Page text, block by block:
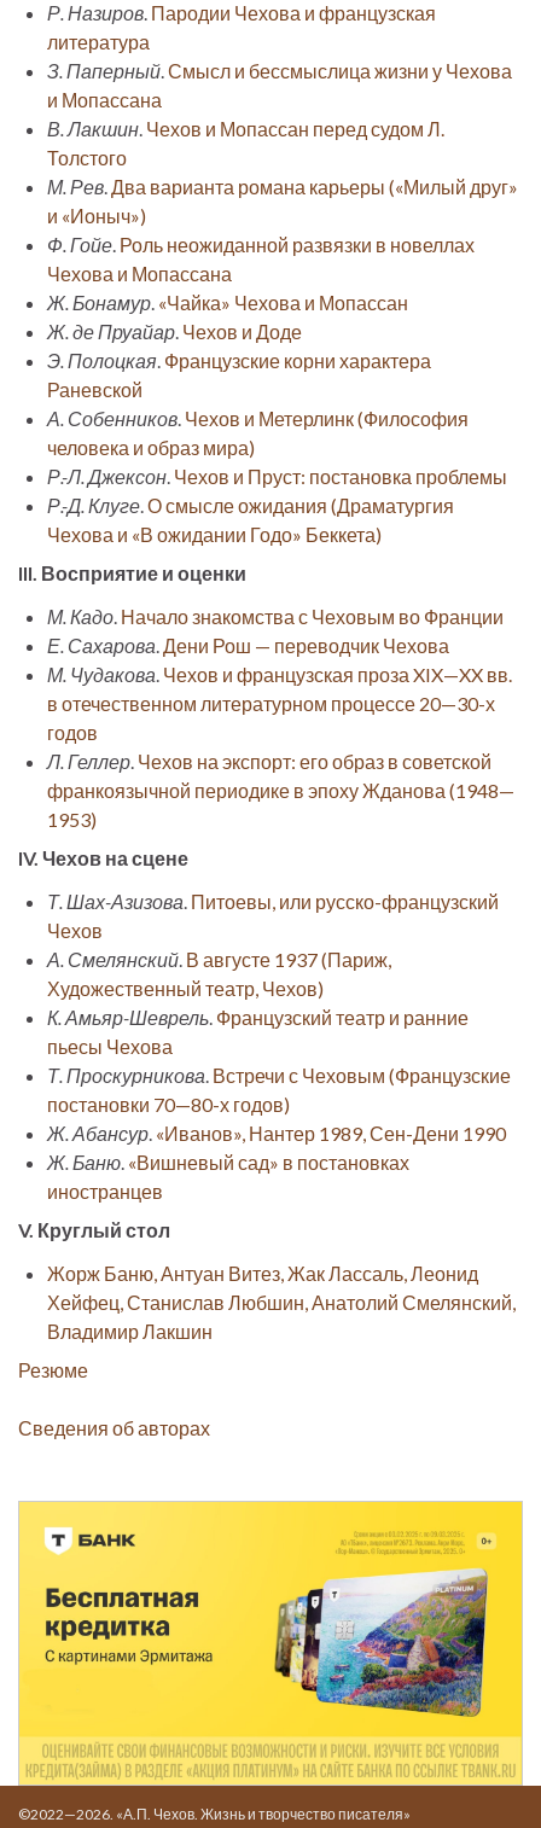
Р. Назиров. Пародии Чехова и французская
литература
З. Паперный.Смысл и бессмыслица жизни у Чехова
и Мопассана
В. Лакшин. Чехов и Мопассан перед судом Л.
Толстого
М. Рев.Два варианта романа карьеры («Милый друг»
и «Ионыч»)
Ф. Гойе. Роль неожиданной развязки в новеллах
Чехова и Мопассана
Ж. Бонамур. «Чайка» Чехова и Мопассан
Ж. де Пруайар. Чехов и Доде
Э. Полоцкая. Французские корни характера
Раневской
А. Собенников. Чехов и Метерлинк (Философия
человека и образ мира)
Р.-Л. Джексон. Чехов и Пруст: постановка проблемы
Р.-Д. Клуге.О смысле ожидания (Драматургия
Чехова и «В ожидании Годо» Беккета)
III. Восприятие и оценки
М. Кадо. Начало знакомства с Чеховым во Франции
Е. Сахарова.Дени Рош — переводчик Чехова
М. Чудакова. Чехов и французская проза XIX—XX вв.
в отечественном литературном процессе 20—30-х
годов
Л. Геллер. Чехов на экспорт: его образ в советской
франкоязычной периодике в эпоху Жданова (1948—
1953)
IV. Чехов на сцене
Т. Шах-Азизова. Питоевы, или русско-французский
Чехов
А. Смелянский. В августе 1937 (Париж,
Художественный театр, Чехов)
К. Амьяр-Шеврель. Французский театр и ранние
пьесы Чехова
Т. Проскурникова. Встречи с Чеховым (Французские
постановки 70—80-х годов)
Ж. Абансур. «Иванов», Нантер 1989, Сен-Дени 1990
Ж. Баню. «Вишневый сад» в постановках
иностранцев
V. Круглый стол
Жорж Баню, Антуан Витез, Жак Лассаль, Леонид
Хейфец, Станислав Любшин, Анатолий Смелянский,
Владимир Лакшин
Резюме
Сведения об авторах
©2022—2026. «А.П. Чехов. Жизнь и творчество писателя»